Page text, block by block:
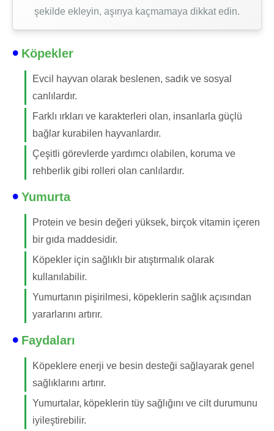
şekilde ekleyin, aşırıya kaçmamaya dikkat edin.
Köpekler
Evcil hayvan olarak beslenen, sadık ve sosyal
canlılardır.
Farklı ırkları ve karakterleri olan, insanlarla güçlü
bağlar kurabilen hayvanlardır.
Çeşitli görevlerde yardımcı olabilen, koruma ve
rehberlik gibi rolleri olan canlılardır.
Yumurta
Protein ve besin değeri yüksek, birçok vitamin içeren
bir gıda maddesidir.
Köpekler için sağlıklı bir atıştırmalık olarak
kullanılabilir.
Yumurtanın pişirilmesi, köpeklerin sağlık açısından
yararlarını artırır.
Faydaları
Köpeklere enerji ve besin desteği sağlayarak genel
sağlıklarını artırır.
Yumurtalar, köpeklerin tüy sağlığını ve cilt durumunu
iyileştirebilir.